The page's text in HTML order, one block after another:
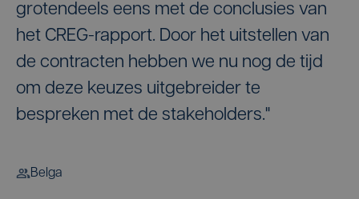
grotendeels eens met de conclusies van
het CREG-rapport. Door het uitstellen van
de contracten hebben we nu nog de tijd
om deze keuzes uitgebreider te
bespreken met de stakeholders."
Belga